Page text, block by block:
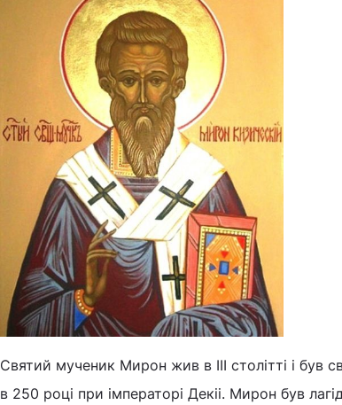
Святий мученик Мирон жив ​​в III столітті і був
в 250 році при імператорі Декіі. Мирон був